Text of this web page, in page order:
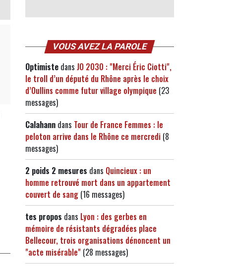
VOUS AVEZ LA PAROLE
Optimiste dans JO 2030 : "Merci Éric Ciotti",
le troll d’un député du Rhône après le choix
d’Oullins comme futur village olympique (23
messages)
Calahann dans Tour de France Femmes : le
peloton arrive dans le Rhône ce mercredi (8
messages)
2 poids 2 mesures dans Quincieux : un
homme retrouvé mort dans un appartement
couvert de sang (16 messages)
tes propos dans Lyon : des gerbes en
mémoire de résistants dégradées place
Bellecour, trois organisations dénoncent un
"acte misérable" (28 messages)